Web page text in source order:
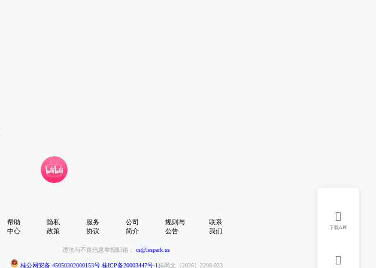

下载APP

帮助
中心
隐私
政策
服务
协议
公司
简介
规则与
公告
联系
我们
违法与不良信息举报邮箱： cs@lespark.us
桂公网安备 45050302000153号桂ICP备20003447号-1桂网文（2026）2298-023